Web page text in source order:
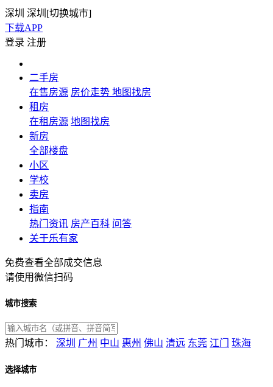
深圳 深圳[切换城市]
下载APP
登录 注册
二手房
在售房源 房价走势 地图找房
租房
在租房源 地图找房
新房
全部楼盘
小区
学校
卖房
指南
热门资讯 房产百科 问答
关于乐有家
免费查看全部成交信息
请使用微信扫码
城市搜索
热门城市： 深圳 广州 中山 惠州 佛山 清远 东莞 江门 珠海
选择城市